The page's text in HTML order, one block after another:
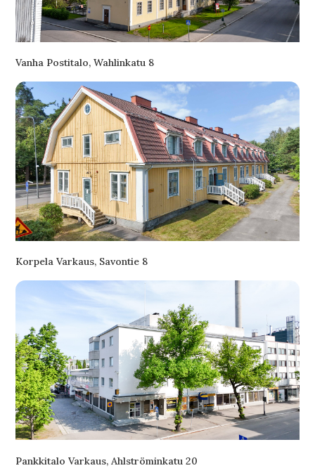
Vanha Postitalo, Wahlinkatu 8
Korpela Varkaus, Savontie 8
Pankkitalo Varkaus, Ahlströminkatu 20